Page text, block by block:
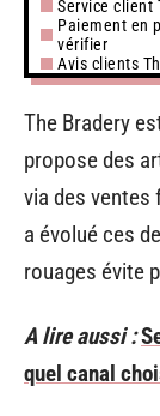
Service client
Paiement en
vérifier
Avis clients
The Bradery
propose des
via des ventes
a évolué ces
rouages évite
A lire aussi :
quel canal